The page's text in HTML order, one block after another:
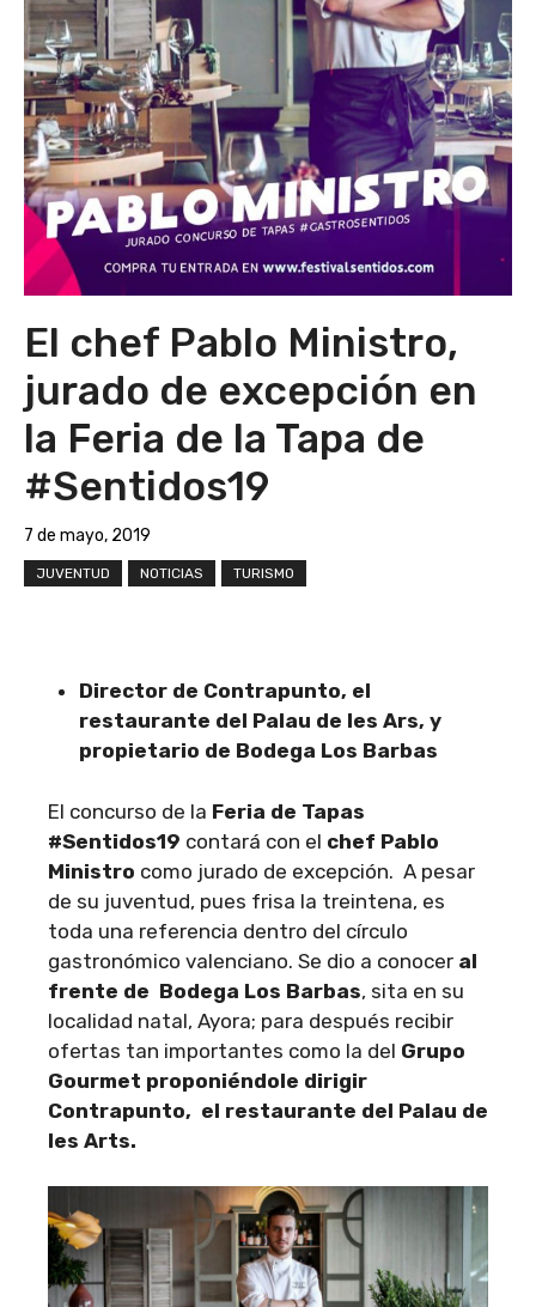
El chef Pablo Ministro,
jurado de excepción en
la Feria de la Tapa de
#Sentidos19
7 de mayo, 2019
JUVENTUD NOTICIAS TURISMO
Director de Contrapunto, el
restaurante del Palau de les Ars, y
propietario de Bodega Los Barbas
El concurso de la Feria de Tapas
#Sentidos19 contará con el chef Pablo
Ministro como jurado de excepción. A pesar
de su juventud, pues frisa la treintena, es
toda una referencia dentro del círculo
gastronómico valenciano. Se dio a conocer al
frente de Bodega Los Barbas, sita en su
localidad natal, Ayora; para después recibir
ofertas tan importantes como la del Grupo
Gourmet proponiéndole dirigir
Contrapunto, el restaurante del Palau de
les Arts.